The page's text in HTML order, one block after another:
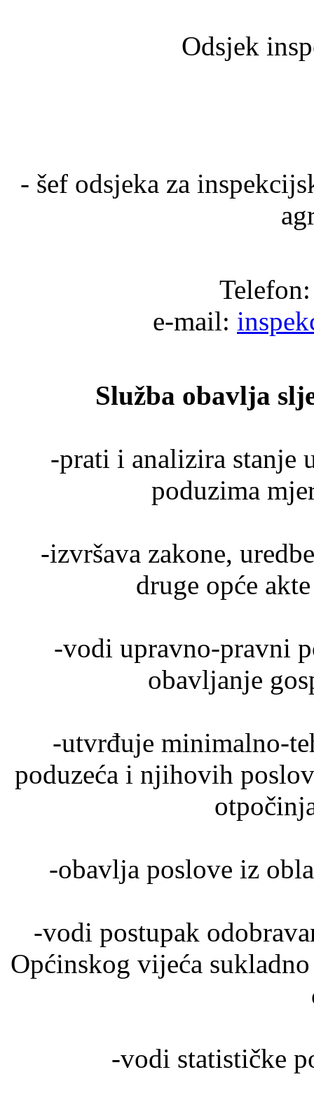
Odsjek
- šef odsjeka za
e-mail:
Služba obavlja
-prati i analizira stanje
poduzima
-izvršava zakone,
druge opće
-vodi upravno-pravni
obavljanje
-utvrđuje minimalno-
poduzeća i njihovih
-obavlja poslove iz
-vodi postupak
Općinskog vijeća
-vodi statističke